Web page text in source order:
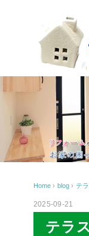
Home › blog › テ
2025-09-21
テラ